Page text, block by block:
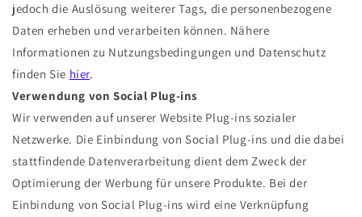
jedoch die Auslösung weiterer Tags, die personenbezogene
Daten erheben und verarbeiten können. Nähere
Informationen zu Nutzungsbedingungen und Datenschutz
finden Sie hier.
Verwendung von Social Plug-ins
Wir verwenden auf unserer Website Plug-ins sozialer
Netzwerke. Die Einbindung von Social Plug-ins und die dabei
stattfindende Datenverarbeitung dient dem Zweck der
Optimierung der Werbung für unsere Produkte. Bei der
Einbindung von Social Plug-ins wird eine Verknüpfung